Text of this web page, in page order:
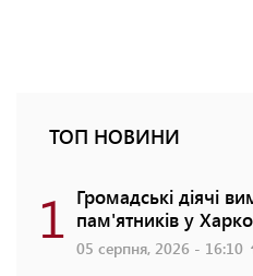
ТОП НОВИНИ
1 Громадські діячі
пам'ятників у
05 серпня, 2026 - 16:10